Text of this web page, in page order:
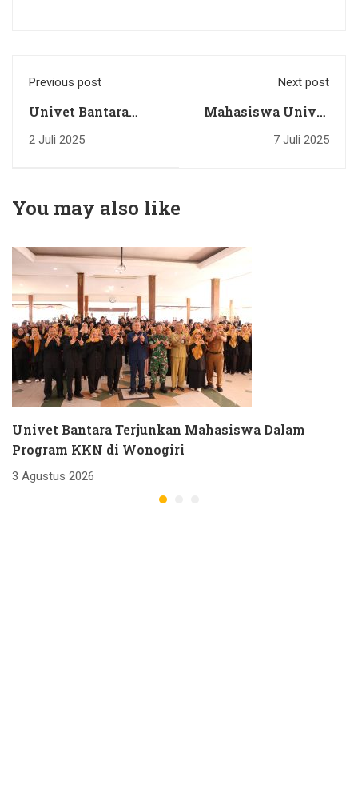
Previous post
Univet Bantara
Tingkatkan Tata
Sistem Informasi
2 Juli 2025
Next post
Mahasiswa Univet
Bantara Lolos
7 Juli 2025
You may also like
Univet Bantara Terjunkan Mahasiswa Dalam
Program KKN di Wonogiri
3 Agustus 2026